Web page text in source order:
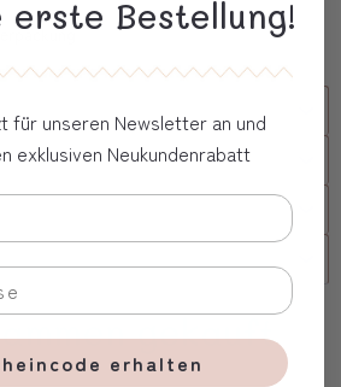
gekauft
erste Bestellung!
für unseren Newsletter an und
exklusiven Neukundenrabatt
erhalten